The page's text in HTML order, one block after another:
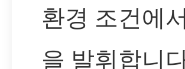
환경 조건에
을 발휘합니